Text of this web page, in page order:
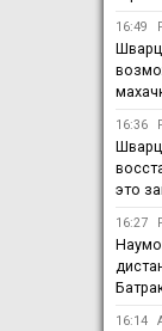
16:49
16:36
это
16:27
16:14